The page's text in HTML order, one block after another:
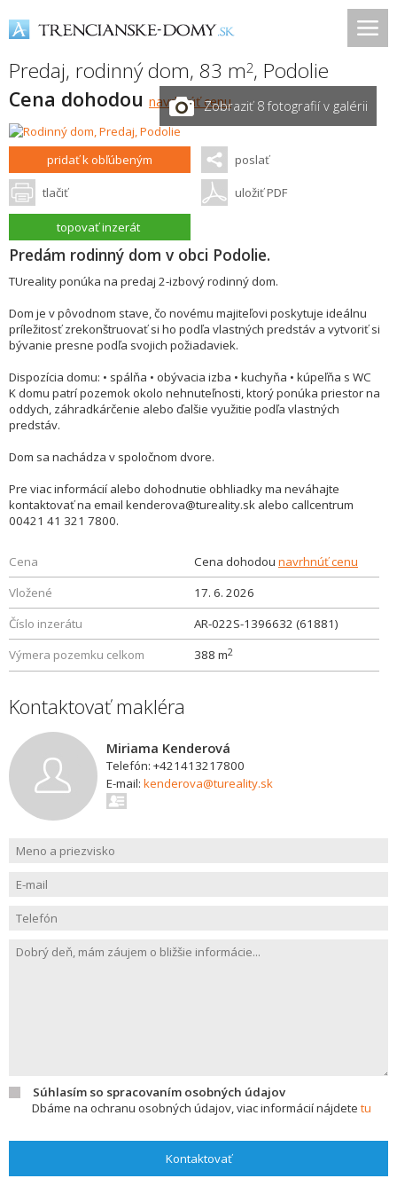
Predaj, rodinný dom, 83 m2, Podolie
Cena dohodou navrhnúť cenuZobraziť 8 fotografií v galérii
pridať k obľúbeným poslať
tlačiť uložiť PDF
topovať inzerát
Predám rodinný dom v obci Podolie.
TUreality ponúka na predaj 2-izbový rodinný dom.
Dom je v pôvodnom stave, čo novému majiteľovi poskytuje ideálnu
príležitosť zrekonštruovať si ho podľa vlastných predstáv a vytvoriť si
bývanie presne podľa svojich požiadaviek.
Dispozícia domu: • spálňa • obývacia izba • kuchyňa • kúpeľňa s WC
K domu patrí pozemok okolo nehnuteľnosti, ktorý ponúka priestor na
oddych, záhradkárčenie alebo ďalšie využitie podľa vlastných
predstáv.
Dom sa nachádza v spoločnom dvore.
Pre viac informácií alebo dohodnutie obhliadky ma neváhajte
kontaktovať na email kenderova@tureality.sk alebo callcentrum
00421 41 321 7800.
Cena Cena dohodou navrhnúť cenu
Vložené
17. 6. 2026
Číslo inzerátu
AR-022S-1396632 (61881)
Výmera pozemku celkom
388 m2
Kontaktovať makléra
Miriama Kenderová
Telefón: +421413217800
E-mail: kenderova@tureality.sk
Súhlasím so spracovaním osobných údajov
Dbáme na ochranu osobných údajov, viac informácií nájdete tu
Kontaktovať